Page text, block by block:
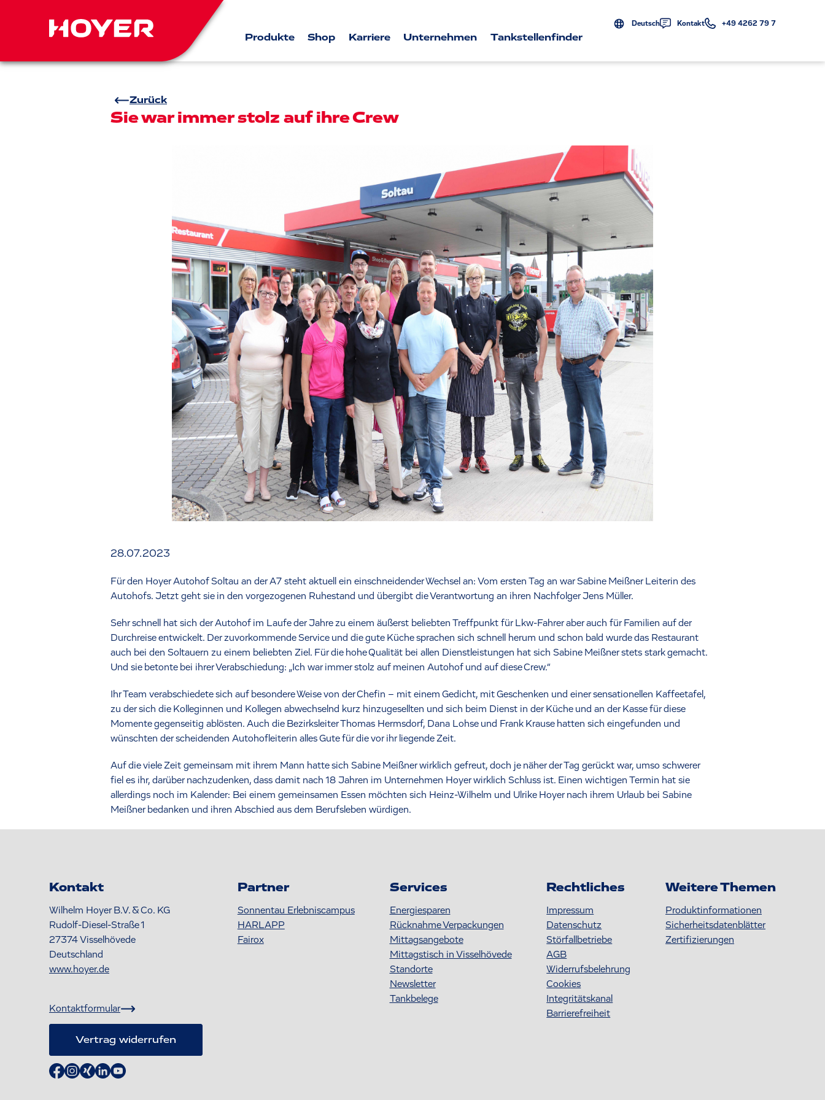
Deutsch Kontakt +49 4262 79 7
Produkte Shop Karriere Unternehmen Tankstellenfinder
Zurück
Sie war immer stolz auf ihre Crew
28.07.2023
Für den Hoyer Autohof Soltau an der A7 steht aktuell ein einschneidender Wechsel an: Vom ersten Tag an war Sabine Meißner Leiterin des
Autohofs. Jetzt geht sie in den vorgezogenen Ruhestand und übergibt die Verantwortung an ihren Nachfolger Jens Müller.
Sehr schnell hat sich der Autohof im Laufe der Jahre zu einem äußerst beliebten Treffpunkt für Lkw-Fahrer aber auch für Familien auf der
Durchreise entwickelt. Der zuvorkommende Service und die gute Küche sprachen sich schnell herum und schon bald wurde das Restaurant
auch bei den Soltauern zu einem beliebten Ziel. Für die hohe Qualität bei allen Dienstleistungen hat sich Sabine Meißner stets stark gemacht.
Und sie betonte bei ihrer Verabschiedung: „Ich war immer stolz auf meinen Autohof und auf diese Crew.“
Ihr Team verabschiedete sich auf besondere Weise von der Chefin – mit einem Gedicht, mit Geschenken und einer sensationellen Kaffeetafel,
zu der sich die Kolleginnen und Kollegen abwechselnd kurz hinzugesellten und sich beim Dienst in der Küche und an der Kasse für diese
Momente gegenseitig ablösten. Auch die Bezirksleiter Thomas Hermsdorf, Dana Lohse und Frank Krause hatten sich eingefunden und
wünschten der scheidenden Autohofleiterin alles Gute für die vor ihr liegende Zeit.
Auf die viele Zeit gemeinsam mit ihrem Mann hatte sich Sabine Meißner wirklich gefreut, doch je näher der Tag gerückt war, umso schwerer
fiel es ihr, darüber nachzudenken, dass damit nach 18 Jahren im Unternehmen Hoyer wirklich Schluss ist. Einen wichtigen Termin hat sie
allerdings noch im Kalender: Bei einem gemeinsamen Essen möchten sich Heinz-Wilhelm und Ulrike Hoyer nach ihrem Urlaub bei Sabine
Meißner bedanken und ihren Abschied aus dem Berufsleben würdigen.
Kontakt
Wilhelm Hoyer B.V. & Co. KG
Rudolf-Diesel-Straße 1
27374Visselhövede
Deutschland
www.hoyer.de
Kontaktformular
Vertrag widerrufen
Partner
Sonnentau Erlebniscampus
HARLAPP
Fairox
Services
Energiesparen
Rücknahme Verpackungen
Mittagsangebote
Mittagstisch in Visselhövede
Standorte
Newsletter
Tankbelege
Rechtliches
Impressum
Datenschutz
Störfallbetriebe
AGB
Widerrufsbelehrung
Cookies
Integritätskanal
Barrierefreiheit
Weitere Themen
Produktinformationen
S icherheitsdatenblätter
Zertifizierungen